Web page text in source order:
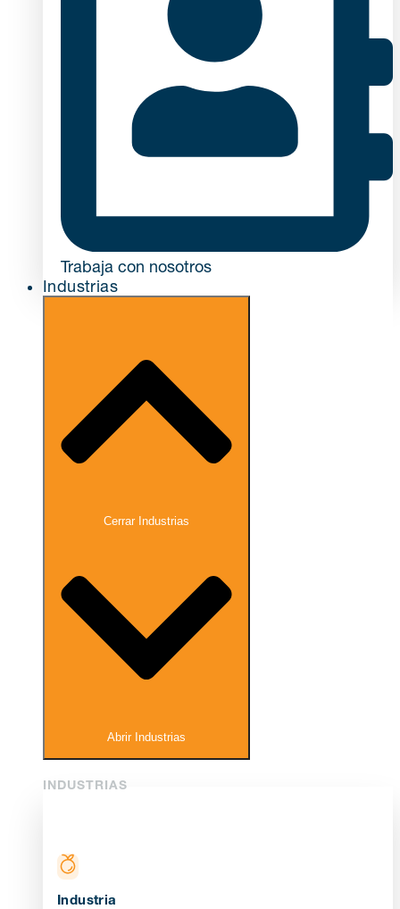
Trabaja con nosotros
Industrias
Cerrar Industrias
Abrir Industrias
INDUSTRIAS
Industria